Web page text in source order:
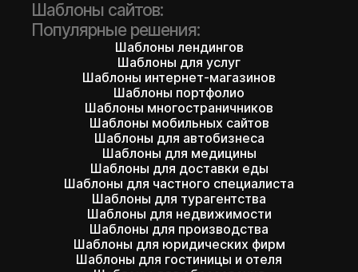
Шаблоны сайтов:
Популярные решения:
Шаблоны лендингов
Шаблоны для услуг
Шаблоны интернет-магазинов
Шаблоны портфолио
Шаблоны многостраничников
Шаблоны мобильных сайтов
Шаблоны для автобизнеса
Шаблоны для медицины
Шаблоны для доставки еды
Шаблоны для частного специалиста
Шаблоны для турагентства
Шаблоны для недвижимости
Шаблоны для производства
Шаблоны для юридических фирм
Шаблоны для гостиницы и отеля